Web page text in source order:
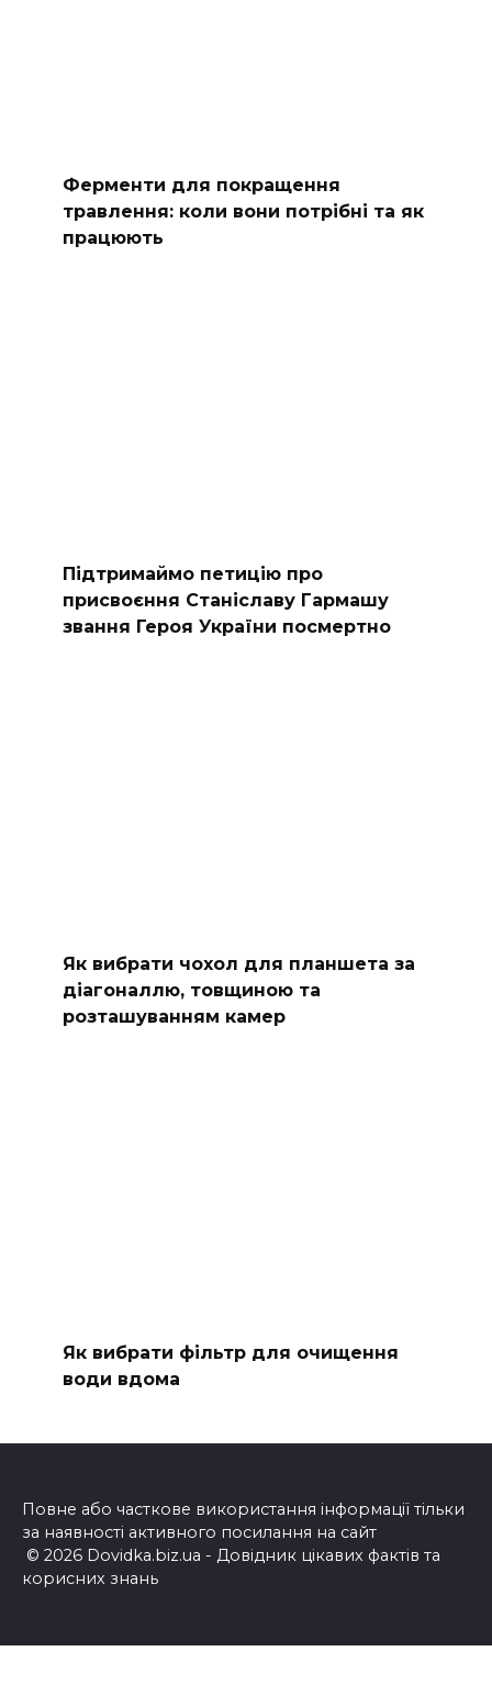
Ферменти для покращення
травлення: коли вони потрібні та як
працюють
Підтримаймо петицію про
присвоєння Станіславу Гармашу
звання Героя України посмертно
Як вибрати чохол для планшета за
діагоналлю, товщиною та
розташуванням камер
Як вибрати фільтр для очищення
води вдома
Повне або часткове використання інформації тільки
за наявності активного посилання на сайт
© 2026 Dovidka.biz.ua - Довідник цікавих фактів та
корисних знань